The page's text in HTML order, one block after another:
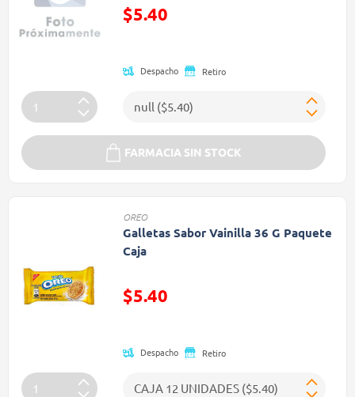
Precio reducido de
$5.40
Despacho Retiro
FARMACIA SIN STOCK
OREO
Galletas Sabor Vainilla 36 G Paquete
Caja
Precio reducido de
$5.40
Despacho Retiro